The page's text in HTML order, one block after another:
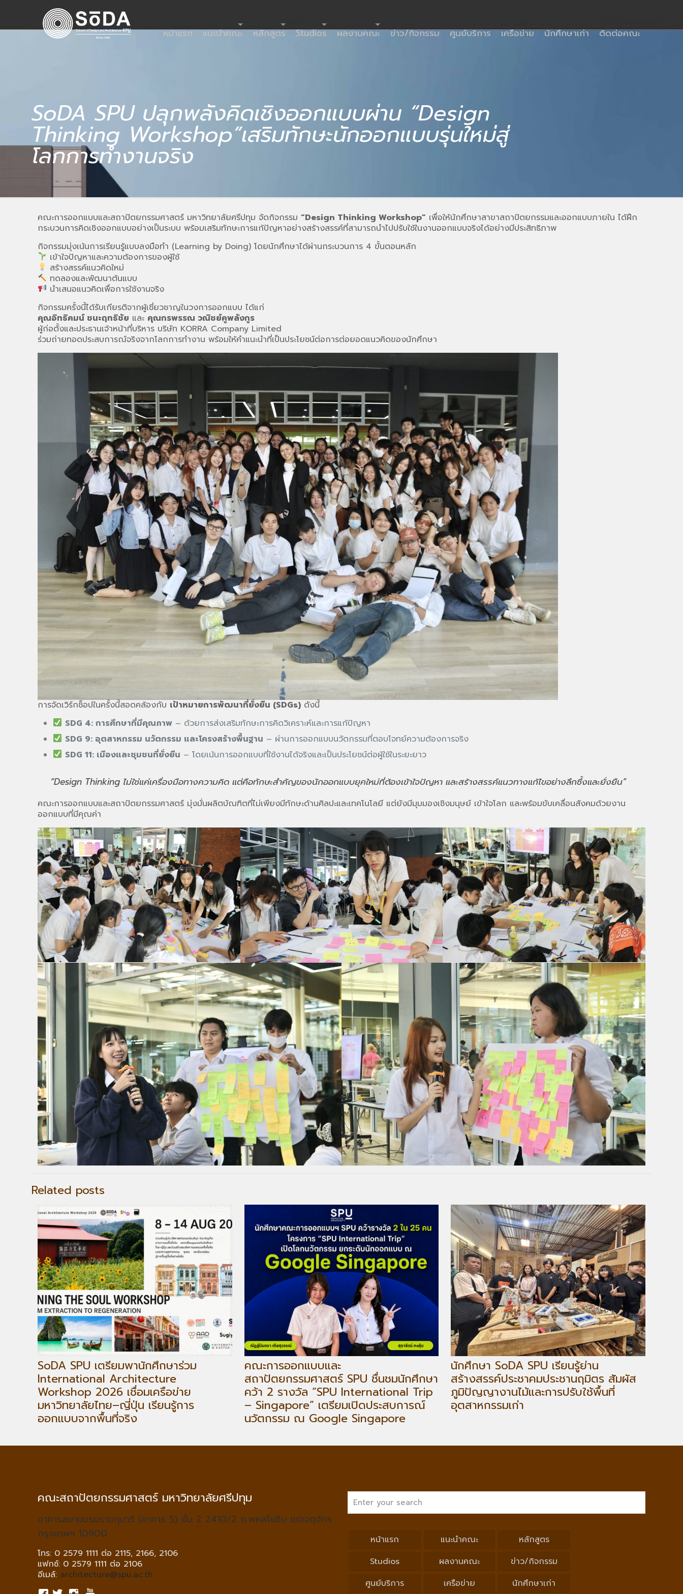
หน้าแรก แนะนำคณะ หลักสูตร Studios ผลงานคณะ ข่าว/กิจกรรม ศูนย์บริการ เครือข่าย นักศึกษาเก่า ติดต่อคณะ
SoDA SPU ปลุกพลังคิดเชิงออกแบบผ่าน “Design
Thinking Workshop”เสริมทักษะนักออกแบบรุ่นใหม่สู่
โลกการทำงานจริง
คณะการออกแบบและสถาปัตยกรรมศาสตร์ มหาวิทยาลัยศรีปทุม จัดกิจกรรม“Design Thinking Workshop” เพื่อให้นักศึกษาสาขาสถาปัตยกรรมและออกแบบภายใน ได้ฝึก
กระบวนการคิดเชิงออกแบบอย่างเป็นระบบ พร้อมเสริมทักษะการแก้ปัญหาอย่างสร้างสรรค์ที่สามารถนำไปปรับใช้ในงานออกแบบจริงได้อย่างมีประสิทธิภาพ
กิจกรรมมุ่งเน้นการเรียนรู้แบบลงมือทำ (Learning by Doing) โดยนักศึกษาได้ผ่านกระบวนการ 4 ขั้นตอนหลัก
เข้าใจปัญหาและความต้องการของผู้ใช้
สร้างสรรค์แนวคิดใหม่
ทดลองและพัฒนาต้นแบบ
นำเสนอแนวคิดเพื่อการใช้งานจริง
กิจกรรมครั้งนี้ได้รับเกียรติจากผู้เชี่ยวชาญในวงการออกแบบ ได้แก่
คุณอิทธิคมน์ ชนะฤทธิชัย และ คุณกรพรรณ วณิชย์คูพลังกูร
ผู้ก่อตั้งและประธานเจ้าหน้าที่บริหาร บริษัท KORRA Company Limited
ร่วมถ่ายทอดประสบการณ์จริงจากโลกการทำงาน พร้อมให้คำแนะนำที่เป็นประโยชน์ต่อการต่อยอดแนวคิดของนักศึกษา
การจัดเวิร์กช็อปในครั้งนี้สอดคล้องกับ เป้าหมายการพัฒนาที่ยั่งยืน (SDGs) ดังนี้
SDG 4: การศึกษาที่มีคุณภาพ – ด้วยการส่งเสริมทักษะการคิดวิเคราะห์และการแก้ปัญหา
SDG 9: อุตสาหกรรม นวัตกรรม และโครงสร้างพื้นฐาน – ผ่านการออกแบบนวัตกรรมที่ตอบโจทย์ความต้องการจริง
SDG 11: เมืองและชุมชนที่ยั่งยืน – โดยเน้นการออกแบบที่ใช้งานได้จริงและเป็นประโยชน์ต่อผู้ใช้ในระยะยาว
“Design Thinking ไม่ใช่แค่เครื่องมือทางความคิด แต่คือทักษะสำคัญของนักออกแบบยุคใหม่ที่ต้องเข้าใจปัญหา และสร้างสรรค์แนวทางแก้ไขอย่างลึกซึ้งและยั่งยืน”
คณะการออกแบบและสถาปัตยกรรมศาสตร์ มุ่งมั่นผลิตบัณฑิตที่ไม่เพียงมีทักษะด้านศิลปะและเทคโนโลยี แต่ยังมีมุมมองเชิงมนุษย์ เข้าใจโลก และพร้อมขับเคลื่อนสังคมด้วยงาน
ออกแบบที่มีคุณค่า
Related posts
SoDA SPU เตรียมพานักศึกษาร่วม
International Architecture
Workshop 2026 เชื่อมเครือข่าย
มหาวิทยาลัยไทย–ญี่ปุ่น เรียนรู้การ
ออกแบบจากพื้นที่จริง
คณะการออกแบบและ
สถาปัตยกรรมศาสตร์ SPU ชื่นชมนักศึกษา
คว้า 2 รางวัล “SPU International Trip
– Singapore” เตรียมเปิดประสบการณ์
นวัตกรรม ณ Google Singapore
นักศึกษา SoDA SPU เรียนรู้ย่าน
สร้างสรรค์ประชาคมประชานฤมิตร สัมผัส
ภูมิปัญญางานไม้และการปรับใช้พื้นที่
อุตสาหกรรมเก่า
คณะสถาปัตยกรรมศาสตร์ มหาวิทยาลัยศรีปทุม
อาคารสยามบรมราชกุมารี (อาคาร 5) ชั้น 2 2410/2 ถ.พหลโยธิน เขตจตุจักร
กรุงเทพฯ 10900
โทร: 0 2579 1111 ต่อ 2115, 2166, 2106
แฟกซ์: 0 2579 1111 ต่อ 2106
อีเมล์: architecture@spu.ac.th
หน้าแรก แนะนำคณะ
หลักสูตร
Studios
ผลงานคณะ
ข่าว/กิจกรรม
ศูนย์บริการ
เครือข่าย นักศึกษาเก่า